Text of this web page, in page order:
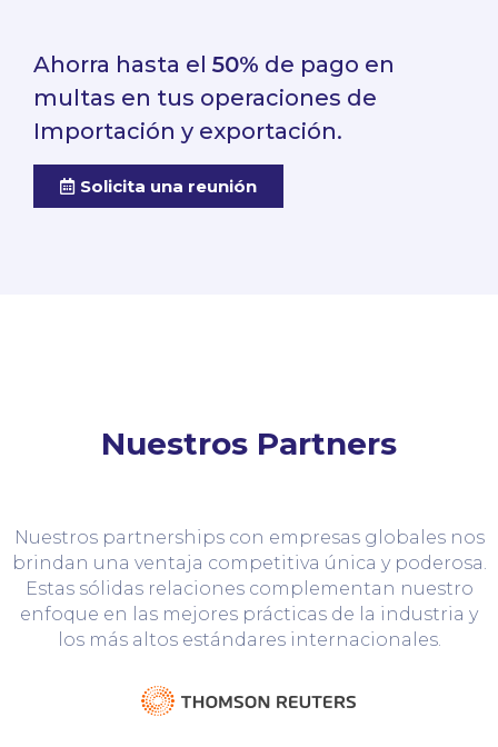
Ahorra hasta el 50% de pago en
multas en tus operaciones de
Importación y exportación.
Solicita una reunión
Nuestros Partners
Nuestros partnerships con empresas globales nos
brindan una ventaja competitiva única y poderosa.
Estas sólidas relaciones complementan nuestro
enfoque en las mejores prácticas de la industria y
los más altos estándares internacionales.